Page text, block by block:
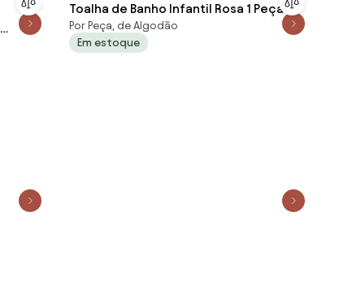
Toalha de Banho Infantil Rosa 1 Peça
Por Peça, de Algodão
Em estoque